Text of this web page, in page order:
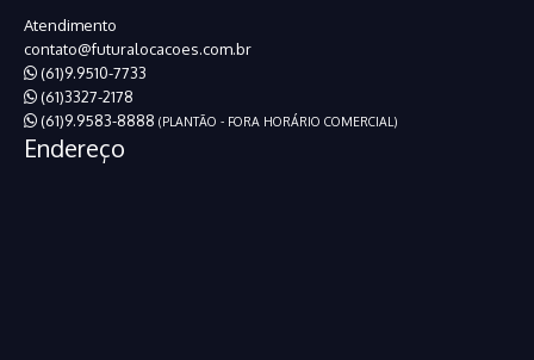
Atendimento
contato@futuralocacoes.com.br
(61)9.9510-7733
(61)3327-2178
(61)9.9583-8888 (PLANTÃO - FORA HORÁRIO COMERCIAL)
Endereço